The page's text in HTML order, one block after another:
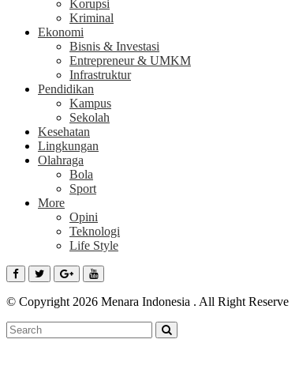
Korupsi
Kriminal
Ekonomi
Bisnis & Investasi
Entrepreneur & UMKM
Infrastruktur
Pendidikan
Kampus
Sekolah
Kesehatan
Lingkungan
Olahraga
Bola
Sport
More
Opini
Teknologi
Life Style
© Copyright 2026 Menara Indonesia . All Right Reserve